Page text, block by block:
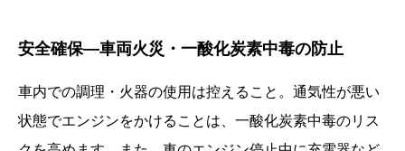
安全確保—車両火災・一酸化炭素中毒の防止
車内での調理・火器の使用は控えること。通気性が悪い
状態でエンジンをかけることは、一酸化炭素中毒のリス